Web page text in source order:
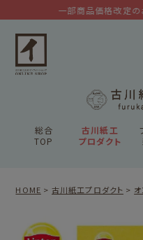
一部商品価格改定のお
総合
TOP
古川紙工
プロダクト
HOME 古川紙工プロダクト